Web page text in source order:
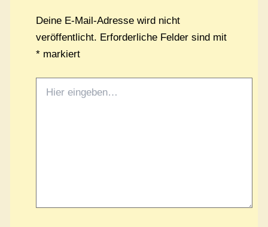
Deine E-Mail-Adresse wird nicht
veröffentlicht. Erforderliche Felder sind mit
*markiert
eingeben…